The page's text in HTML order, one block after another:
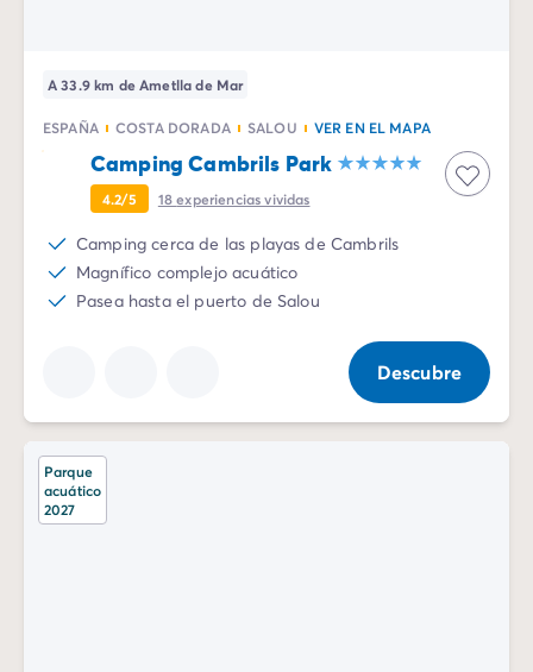
A 33.9 km de Ametlla de Mar
ESPAÑA COSTA DORADA SALOU VER EN EL MAPA
Camping Cambrils Park
4.2/5 18experiencias vividas
Camping cerca de las playas de Cambrils
Magnífico complejo acuático
Pasea hasta el puerto de Salou
Descubre
Parque
acuático
2027